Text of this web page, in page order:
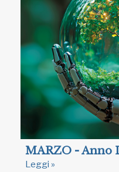
MARZO - Anno
Leggi »